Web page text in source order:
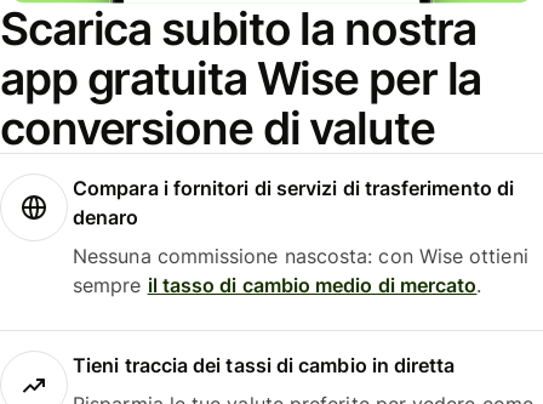
Scarica subito la nostra
app gratuita Wise per la
conversione di valute
Compara i fornitori di servizi di trasferimento di
denaro
Nessuna commissione nascosta: con Wise ottieni
sempre il tasso di cambio medio di mercato.
Tieni traccia dei tassi di cambio in diretta